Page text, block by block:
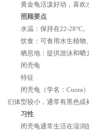
黄金龟活泼好动，喜欢
照顾要点
水温：保持在22-28°C。
饮食：可食用水生植物
栖息地：提供游泳和晒
闭壳龟
特征
闭壳龟（学名：Cuora
们体型较小，通常有黑色或
习性
闭壳龟通常生活在湿润